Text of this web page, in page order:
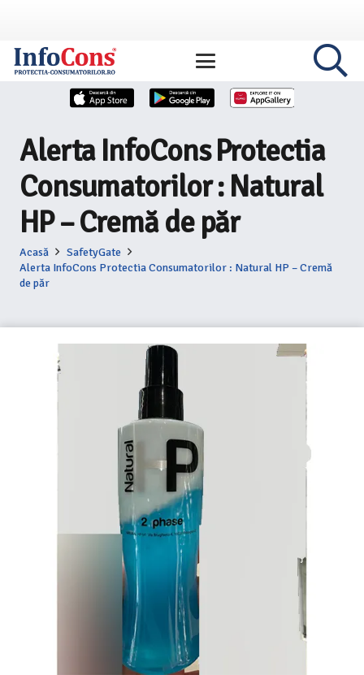
Alerta InfoCons Protectia
Consumatorilor : Natural
HP – Cremă de păr
Acasă
SafetyGate
Alerta InfoCons Protectia Consumatorilor : Natural HP – Cremă
de păr